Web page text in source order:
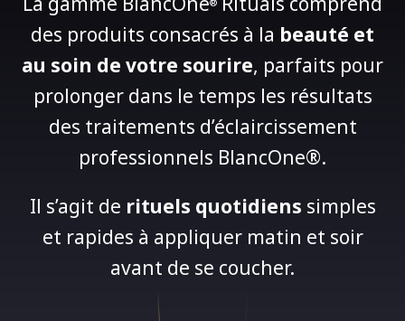
®
des produits consacrés à la beauté et
au soin de votre sourire, parfaits pour
prolonger dans le temps les résultats
des traitements d’éclaircissement
professionnels BlancOne®.
Il s’agit de rituels quotidiens simples
et rapides à appliquer matin et soir
avant de se coucher.